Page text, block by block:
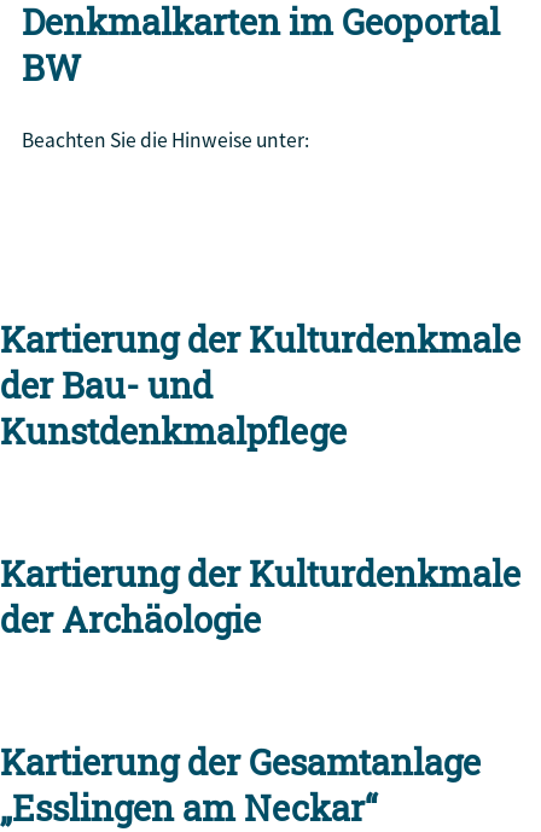
Denkmalkarten im Geoportal
BW
Beachten Sie die Hinweise unter:
Kartierung der Kulturdenkmale
der Bau- und
Kunstdenkmalpflege
Kartierung der Kulturdenkmale
der Archäologie
Kartierung der Gesamtanlage
„Esslingen am Neckar“